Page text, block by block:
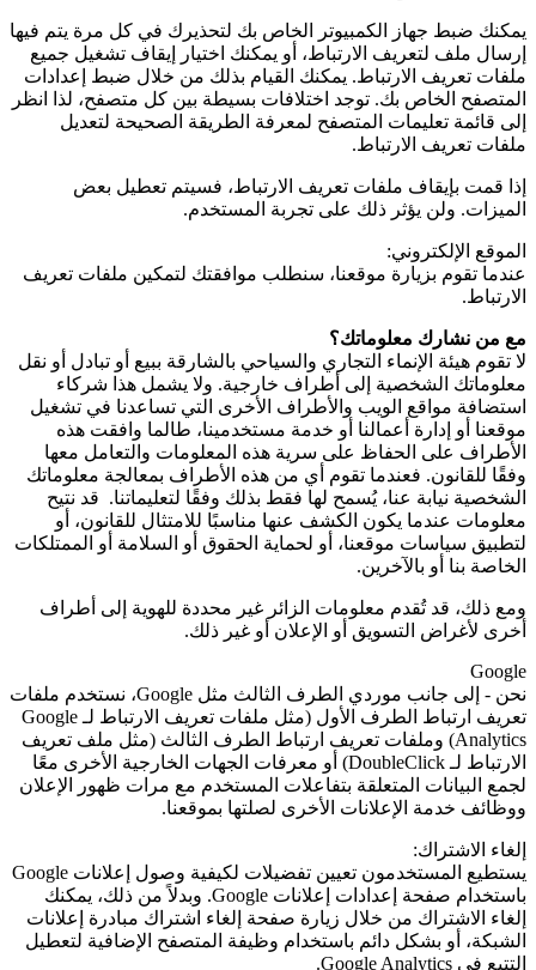
يمكنك ضبط جهاز الكمبيوتر الخاص بك لتحذيرك في كل مرة يتم فيها
إرسال ملف لتعريف الارتباط، أو يمكنك اختيار إيقاف تشغيل جميع
ملفات تعريف الارتباط. يمكنك القيام بذلك من خلال ضبط إعدادات
المتصفح الخاص بك. توجد اختلافات بسيطة بين كل متصفح، لذا انظر
إلى قائمة تعليمات المتصفح لمعرفة الطريقة الصحيحة لتعديل
ملفات تعريف الارتباط.
إذا قمت بإيقاف ملفات تعريف الارتباط، فسيتم تعطيل بعض
الميزات. ولن يؤثر ذلك على تجربة المستخدم.
الموقع الإلكتروني:
عندما تقوم بزيارة موقعنا، سنطلب موافقتك لتمكين ملفات تعريف
الارتباط.
مع من نشارك معلوماتك؟
لا تقوم هيئة الإنماء التجاري والسياحي بالشارقة ببيع أو تبادل أو نقل
معلوماتك الشخصية إلى أطراف خارجية. ولا يشمل هذا شركاء
استضافة مواقع الويب والأطراف الأخرى التي تساعدنا في تشغيل
موقعنا أو إدارة أعمالنا أو خدمة مستخدمينا، طالما وافقت هذه
الأطراف على الحفاظ على سرية هذه المعلومات والتعامل معها
وفقًا للقانون. فعندما تقوم أي من هذه الأطراف بمعالجة معلوماتك
الشخصية نيابة عنا، يُسمح لها فقط بذلك وفقًا لتعليماتنا. قد نتيح
معلومات عندما يكون الكشف عنها مناسبًا للامتثال للقانون، أو
لتطبيق سياسات موقعنا، أو لحماية الحقوق أو السلامة أو الممتلكات
الخاصة بنا أو بالآخرين.
ومع ذلك، قد تُقدم معلومات الزائر غير محددة للهوية إلى أطراف
أخرى لأغراض التسويق أو الإعلان أو غير ذلك.
Google
نحن - إلى جانب موردي الطرف الثالث مثل Google، نستخدم ملفات
تعريف ارتباط الطرف الأول (مثل ملفات تعريف الارتباط لـ Google
Analytics) وملفات تعريف ارتباط الطرف الثالث (مثل ملف تعريف
الارتباط لـ DoubleClick) أو معرفات الجهات الخارجية الأخرى معًا
لجمع البيانات المتعلقة بتفاعلات المستخدم مع مرات ظهور الإعلان
ووظائف خدمة الإعلانات الأخرى لصلتها بموقعنا.
إلغاء الاشتراك:
يستطيع المستخدمون تعيين تفضيلات لكيفية وصول إعلانات Google
باستخدام صفحة إعدادات إعلانات Google. وبدلاً من ذلك، يمكنك
إلغاء الاشتراك من خلال زيارة صفحة إلغاء اشتراك مبادرة إعلانات
الشبكة، أو بشكل دائم باستخدام وظيفة المتصفح الإضافية لتعطيل
التتبع في Google Analytics
.